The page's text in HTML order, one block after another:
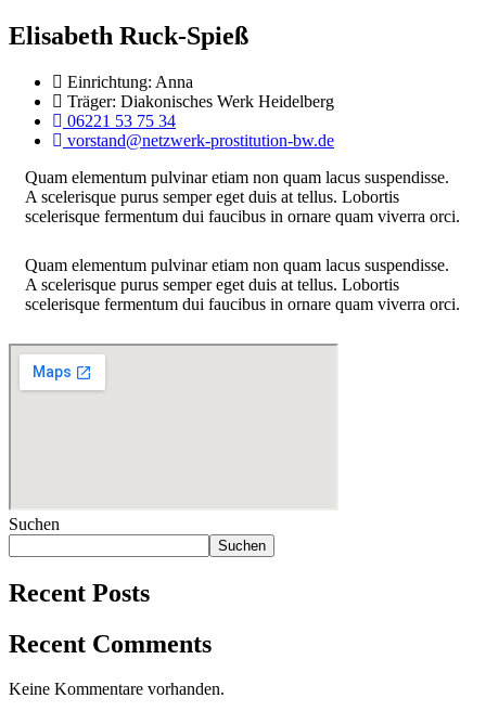
Elisabeth Ruck-Spieß
Einrichtung: Anna
Träger: Diakonisches Werk Heidelberg
06221 53 75 34
vorstand@netzwerk-prostitution-bw.de
Quam elementum pulvinar etiam non quam lacus suspendisse.
A scelerisque purus semper eget duis at tellus. Lobortis
scelerisque fermentum dui faucibus in ornare quam viverra orci.
Quam elementum pulvinar etiam non quam lacus suspendisse.
A scelerisque purus semper eget duis at tellus. Lobortis
scelerisque fermentum dui faucibus in ornare quam viverra orci.
Suchen
Suchen
Recent Posts
Recent Comments
Keine Kommentare vorhanden.